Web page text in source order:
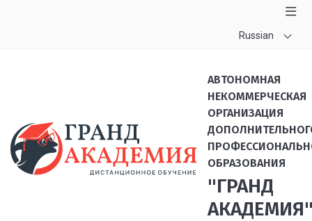
Russian
АВТОНОМНАЯ
НЕКОММЕРЧЕСКАЯ
ОРГАНИЗАЦИЯ
ОБРАЗОВАНИЯ
"ГРАНД